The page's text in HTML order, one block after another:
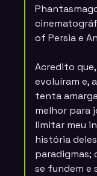
of Persia e
Acredito
evoluíram e,
tenta
melhor para
limitar meu
história
paradigmas;
se fundem e